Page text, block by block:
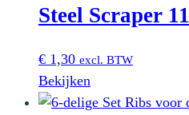
Steel Scraper 11
€ 1,30 excl. BTW
Bekijken